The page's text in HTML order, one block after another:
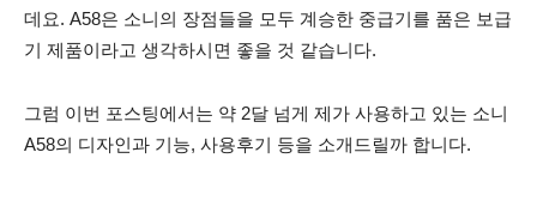
데요. A58은 소니의 장점들을 모두 계승한 중급기를 품은 보급
기 제품이라고 생각하시면 좋을 것 같습니다.
그럼 이번 포스팅에서는 약 2달 넘게 제가 사용하고 있는 소니
A58의 디자인과 기능, 사용후기 등을 소개드릴까 합니다.